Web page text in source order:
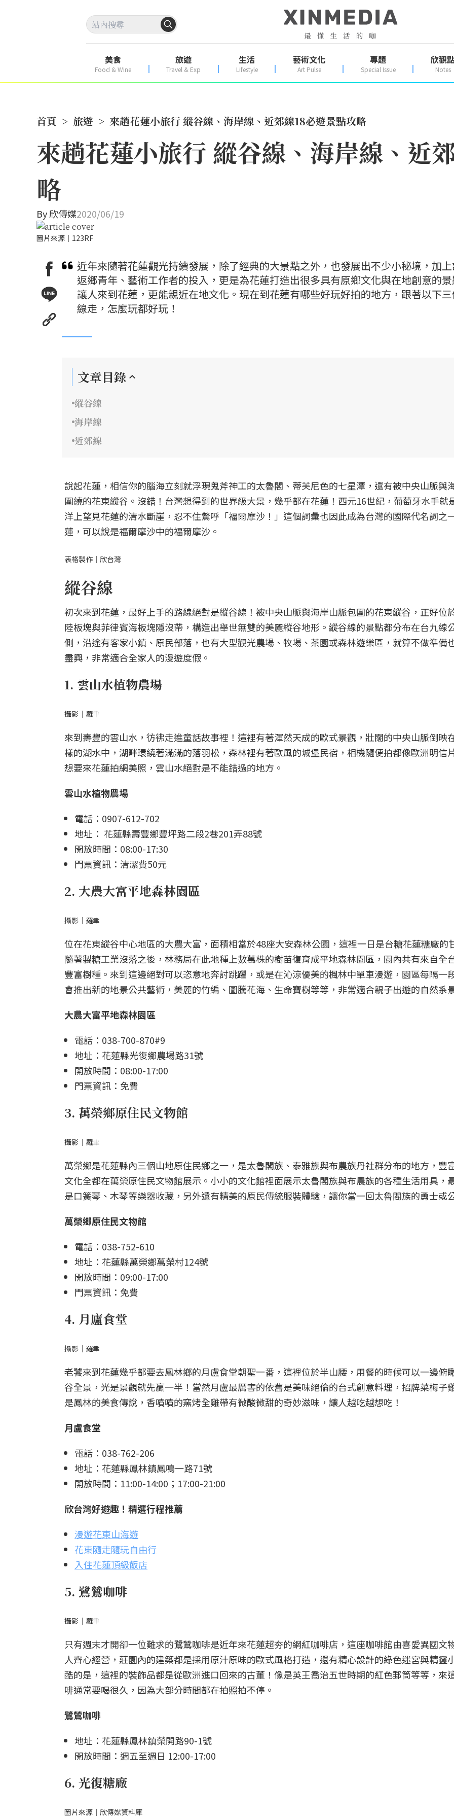
美食
Food & Wine
旅遊
Travel & Exp
生活
Lifestyle
藝術文化
Art Pulse
專題
Special Issue
欣觀點
Notes
首頁 > 旅遊 > 來趟花蓮小旅行 縱谷線、海岸線、近郊線18必遊景點攻略
來趟花蓮小旅行 縱谷線、海岸線、近
略
By欣傳媒2020/06/19
圖片來源｜123RF
近年來隨著花蓮觀光持續發展，除了經典的大景點之外，也發展出不少小秘境，加
返鄉青年、藝術工作者的投入，更是為花蓮打造出很多具有原鄉文化與在地創意的景
讓人來到花蓮，更能親近在地文化。現在到花蓮有哪些好玩好拍的地方，跟著以下
線走，怎麼玩都好玩！
文章目錄
縱谷線
海岸線
近郊線
說起花蓮，相信你的腦海立刻就浮現鬼斧神工的太魯閣、蒂芙尼色的七星潭，還有被中央山脈與
圍繞的花東縱谷。沒錯！台灣想得到的世界級大景，幾乎都在花蓮！西元16世紀，葡萄牙水手就
洋上望見花蓮的清水斷崖，忍不住驚呼「福爾摩沙！」這個詞彙也因此成為台灣的國際代名詞之
蓮，可以說是福爾摩沙中的福爾摩沙。
表格製作｜欣台灣
縱谷線
初次來到花蓮，最好上手的路線絕對是縱谷線！被中央山脈與海岸山脈包圍的花東縱谷，正好位
陸板塊與菲律賓海板塊隱沒帶，構造出舉世無雙的美麗縱谷地形。縱谷線的景點都分布在台九線
側，沿途有客家小鎮、原民部落，也有大型觀光農場、牧場、茶園或森林遊樂區，就算不做準備
盡興，非常適合全家人的漫遊度假。
1. 雲山水植物農場
攝影｜羅聿
來到壽豐的雲山水，彷彿走進童話故事裡！這裡有著渾然天成的歐式景觀，壯闊的中央山脈倒映
樣的湖水中，湖畔環繞著滿滿的落羽松，森林裡有著歐風的城堡民宿，相機隨便拍都像歐洲明信
想要來花蓮拍網美照，雲山水絕對是不能錯過的地方。
雲山水植物農場
電話：0907-612-702
地址： 花蓮縣壽豐鄉豐坪路二段2巷201弄88號
開放時間：08:00-17:30
門票資訊：清潔費50元
2. 大農大富平地森林園區
攝影｜羅聿
位在花東縱谷中心地區的大農大富，面積相當於48座大安森林公園，這裡一日是台糖花蓮糖廠的
隨著製糖工業沒落之後，林務局在此地種上數萬株的樹苗復育成平地森林園區，園內共有來自全
豐富樹種。來到這邊絕對可以恣意地奔討跳躍，或是在沁涼優美的楓林中單車漫遊，園區每隔一
會推出新的地景公共藝術，美麗的竹編、圖騰花海、生命寶樹等等，非常適合親子出遊的自然系
大農大富平地森林園區
電話：038-700-870#9
地址：花蓮縣光復鄉農場路31號
開放時間：08:00-17:00
門票資訊：免費
3. 萬榮鄉原住民文物館
攝影｜羅聿
萬榮鄉是花蓮縣內三個山地原住民鄉之一，是太魯閣族、泰雅族與布農族丹社群分布的地方，豐
文化全都在萬榮原住民文物館展示。小小的文化館裡面展示太魯閣族與布農族的各種生活用具，
是口簧琴、木琴等樂器收藏，另外還有精美的原民傳統服裝體驗，讓你當一回太魯閣族的勇士或
萬榮鄉原住民文物館
電話：038-752-610
地址：花蓮縣萬榮鄉萬榮村124號
開放時間：09:00-17:00
門票資訊：免費
4. 月廬食堂
攝影｜羅聿
老饕來到花蓮幾乎都要去鳳林鄉的月盧食堂朝聖一番，這裡位於半山腰，用餐的時候可以一邊俯
谷全景，光是景觀就先贏一半！當然月盧最厲害的依舊是美味絕倫的台式創意料理，招牌菜梅子
是鳳林的美食傳說，香噴噴的窯烤全雞帶有微酸微甜的奇妙滋味，讓人越吃越想吃！
月盧食堂
電話：038-762-206
地址：花蓮縣鳳林鎮鳳鳴一路71號
開放時間：11:00-14:00；17:00-21:00
欣台灣好遊趣！精選行程推薦
漫遊花東山海遊
花東隨走隨玩自由行
入住花蓮頂級飯店
5. 鷺鷥咖啡
攝影｜羅聿
只有週末才開卻一位難求的鷺鷥咖啡是近年來花蓮超夯的網紅咖啡店，這座咖啡館由喜愛異國文
人齊心經營，莊園內的建築都是採用原汁原味的歐式風格打造，還有精心設計的綠色迷宮與精靈
酷的是，這裡的裝飾品都是從歐洲進口回來的古董！像是英王喬治五世時期的紅色郵筒等等，來
啡通常要喝很久，因為大部分時間都在拍照拍不停。
鷺鷥咖啡
地址：花蓮縣鳳林鎮榮開路90-1號
開放時間：週五至週日 12:00-17:00
6. 光復糖廠
圖片來源｜欣傳媒資料庫